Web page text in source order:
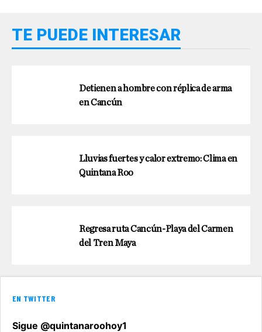
TE PUEDE INTERESAR
Detienen a hombre con réplica de arma
en Cancún
Lluvias fuertes y calor extremo: Clima en
Quintana Roo
Regresa ruta Cancún-Playa del Carmen
del Tren Maya
EN TWITTER
Sigue @quintanaroohoy1